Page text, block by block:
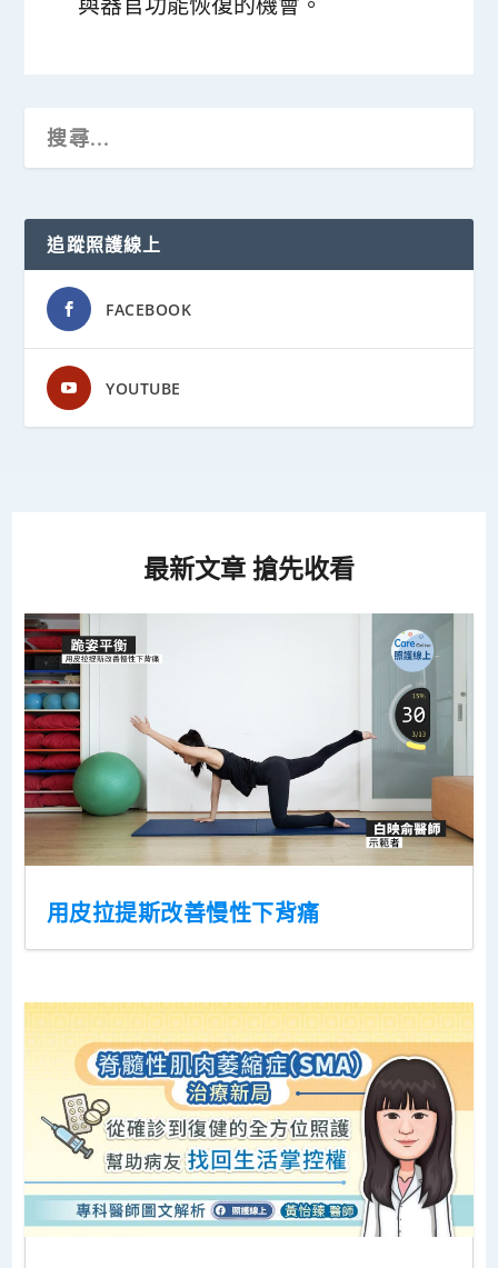
追蹤照護線上
FACEBOOK
YOUTUBE
最新文章 搶先收看
用皮拉提斯改善慢性下背痛